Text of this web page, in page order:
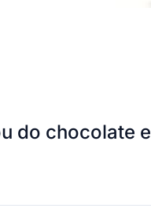
do chocolate e